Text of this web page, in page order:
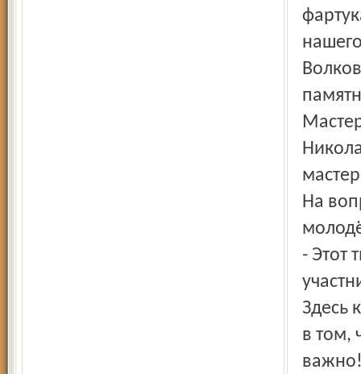
На
- Этот
Здесь
в том,
важно!